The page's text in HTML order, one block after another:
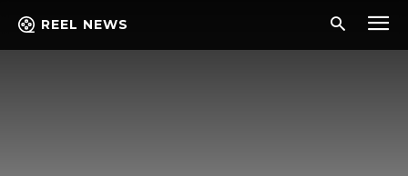
REEL NEWS